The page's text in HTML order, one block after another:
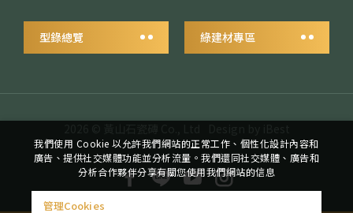
型錄總覽 綠建材專區
我們使用 Cookie 以允許我們網站的正常工作、個性化設計內容和
廣告、提供社交媒體功能並分析流量。我們還同社交媒體、廣告和
分析合作夥伴分享有關您使用我們網站的信息
管理Cookies